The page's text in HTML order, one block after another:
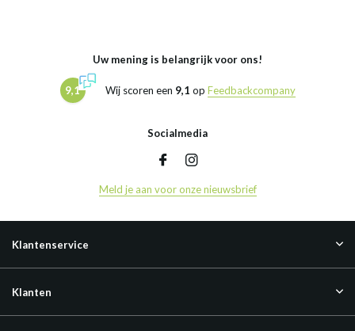
Uw mening is belangrijk voor ons!
9,1 Wij scoren een 9,1 op Feedbackcompany
Socialmedia
Meld je aan voor onze nieuwsbrief
Klantenservice
Klanten